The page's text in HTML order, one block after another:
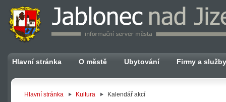
Hlavní stránka O městě Ubytování Firmy a služby
Hlavní stránka Kultura Kalendář akcí